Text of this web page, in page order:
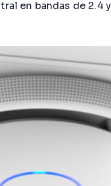
en bandas de